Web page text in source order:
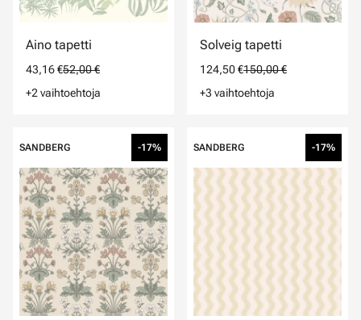
Aino tapetti
43,16 €52,00 €
+2 vaihtoehtoja
Solveig tapetti
124,50 €150,00 €
+3 vaihtoehtoja
SANDBERG -17% SANDBERG -17%